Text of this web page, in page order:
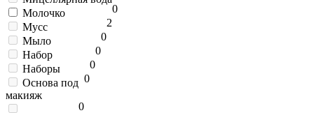
0
Молочко
2
Мусс
0
Мыло
0
Набор
0
Наборы
0
Основа под
макияж
0